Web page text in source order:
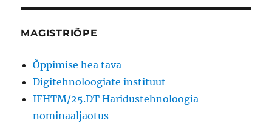
MAGISTRIÕPE
Õppimise hea tava
Digitehnoloogiate instituut
IFHTM/25.DT Haridustehnoloogia
nominaaljaotus